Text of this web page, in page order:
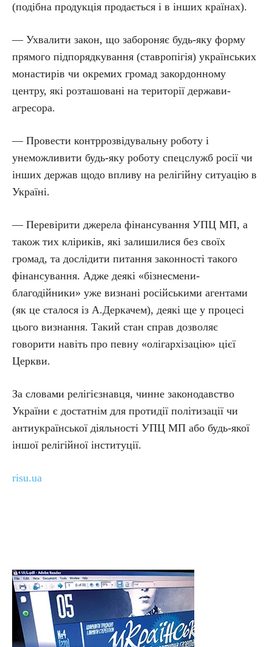
(подібна продукція продається і в інших країнах).
— Ухвалити закон, що забороняє будь-яку форму
прямого підпорядкування (ставропігія) українських
монастирів чи окремих громад закордонному
центру, які розташовані на території держави-
агресора.
— Провести контррозвідувальну роботу і
унеможливити будь-яку роботу спецслужб росії чи
інших держав щодо впливу на релігійну ситуацію в
Україні.
— Перевірити джерела фінансування УПЦ МП, а
також тих кліриків, які залишилися без своїх
громад, та дослідити питання законності такого
фінансування. Адже деякі «бізнесмени-
благодійники» уже визнані російськими агентами
(як це сталося із А.Деркачем), деякі ще у процесі
цього визнання. Такий стан справ дозволяє
говорити навіть про певну «олігархізацію» цієї
Церкви.
За словами релігієзнавця, чинне законодавство
України є достатнім для протидії політизації чи
антиукраїнської діяльності УПЦ МП або будь-якої
іншої релігійної інституції.
risu.ua